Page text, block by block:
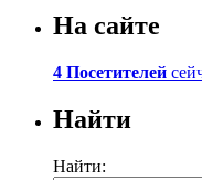
На сайте
4 Посетителей
Найти
Найти: